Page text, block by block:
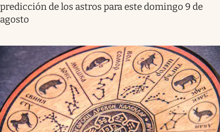
predicción de los astros para este domingo 9 de
agosto